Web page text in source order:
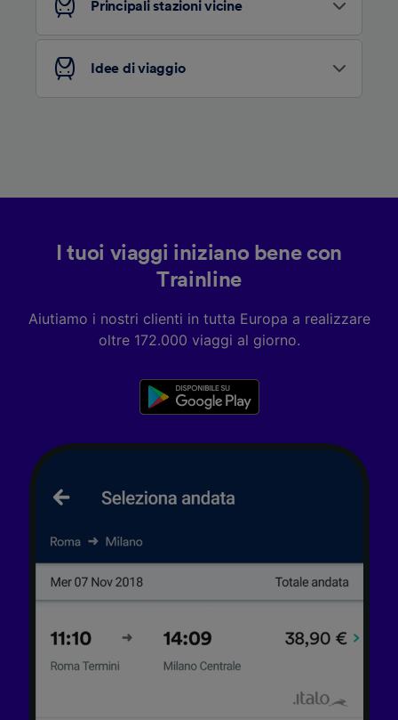
Principali stazioni vicine
Idee di viaggio
I tuoi viaggi iniziano bene con
Trainline
Aiutiamo i nostri clienti in tutta Europa a realizzare
oltre 172.000 viaggi al giorno.
Elenco dei partner (fornitori)